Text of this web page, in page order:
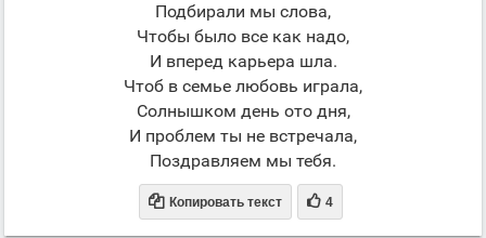
Подбирали мы слова,
Чтобы было все как надо,
И вперед карьера шла.
Чтоб в семье любовь играла,
Солнышком день ото дня,
И проблем ты не встречала,
Поздравляем мы тебя.
 Копировать текст  4